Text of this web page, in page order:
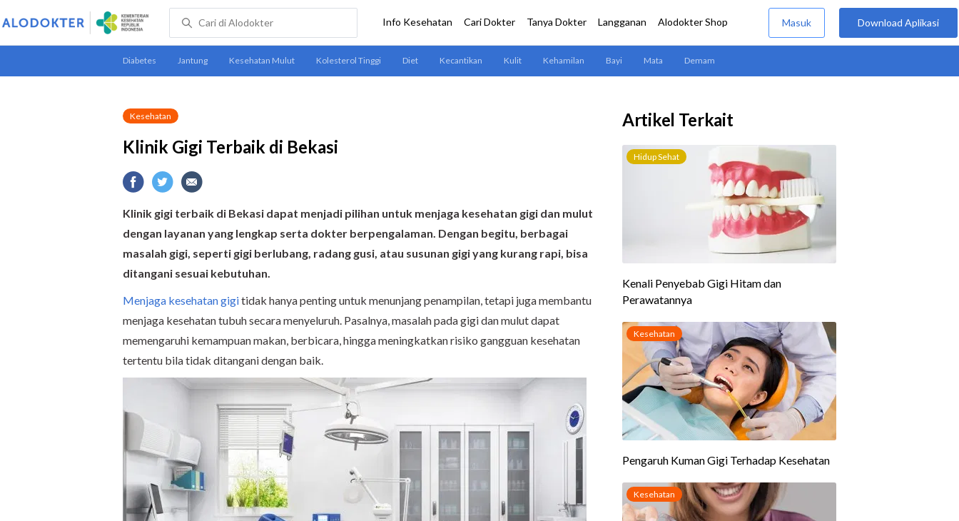
Kesehatan
Klinik Gigi Terbaik di Bekasi
Klinik gigi terbaik di Bekasi dapat menjadi pilihan untuk menjaga kesehatan gigi dan mulut
dengan layanan yang lengkap serta dokter berpengalaman. Dengan begitu, berbagai
masalah gigi, seperti gigi berlubang, radang gusi, atau susunan gigi yang kurang rapi, bisa
ditangani sesuai kebutuhan.
Menjaga kesehatan gigitidak hanya penting untuk menunjang penampilan, tetapi juga membantu
menjaga kesehatan tubuh secara menyeluruh. Pasalnya, masalah pada gigi dan mulut dapat
memengaruhi kemampuan makan, berbicara, hingga meningkatkan risiko gangguan kesehatan
tertentu bila tidak ditangani dengan baik.
Artikel Terkait